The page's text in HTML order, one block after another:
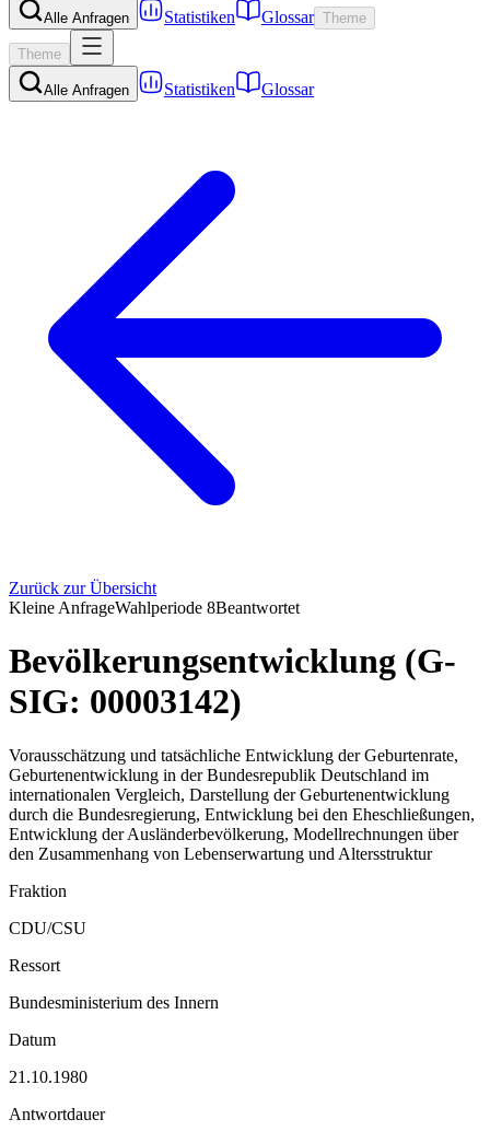
Alle Anfragen Statistiken Glossar Theme
Theme
Alle Anfragen Statistiken Glossar
Zurück zur Übersicht
Kleine AnfrageWahlperiode 8Beantwortet
Bevölkerungsentwicklung (G-
SIG: 00003142)
Vorausschätzung und tatsächliche Entwicklung der Geburtenrate,
Geburtenentwicklung in der Bundesrepublik Deutschland im
internationalen Vergleich, Darstellung der Geburtenentwicklung
durch die Bundesregierung, Entwicklung bei den Eheschließungen,
Entwicklung der Ausländerbevölkerung, Modellrechnungen über
den Zusammenhang von Lebenserwartung und Altersstruktur
Fraktion
CDU/CSU
Ressort
Bundesministerium des Innern
Datum
21.10.1980
Antwortdauer